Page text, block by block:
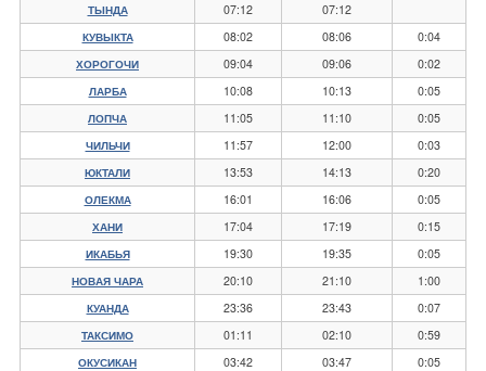
ТЫНДА 07:12 07:12
КУВЫКТА 08:02 08:06 0:04
ХОРОГОЧИ 09:04 09:06 0:02
ЛАРБА 10:08 10:13 0:05
ЛОПЧА 11:05 11:10 0:05
ЧИЛЬЧИ 11:57 12:00 0:03
ЮКТАЛИ 13:53 14:13 0:20
ОЛЕКМА 16:01 16:06 0:05
ХАНИ 17:04 17:19 0:15
ИКАБЬЯ 19:30 19:35 0:05
НОВАЯ ЧАРА 20:10 21:10 1:00
КУАНДА 23:36 23:43 0:07
ТАКСИМО 01:11 02:10 0:59
ОКУСИКАН 03:42 03:47 0:05